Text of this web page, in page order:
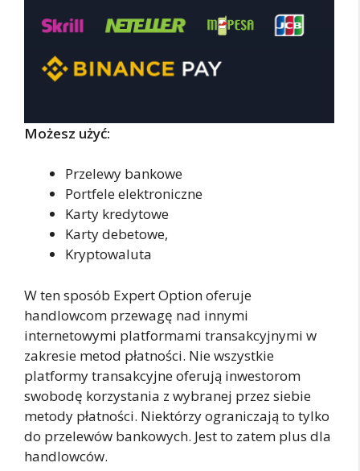
Możesz użyć:
Przelewy bankowe
Portfele elektroniczne
Karty kredytowe
Karty debetowe,
Kryptowaluta
W ten sposób Expert Option oferuje
handlowcom przewagę nad innymi
internetowymi platformami transakcyjnymi w
zakresie metod płatności. Nie wszystkie
platformy transakcyjne oferują inwestorom
swobodę korzystania z wybranej przez siebie
metody płatności. Niektórzy ograniczają to tylko
do przelewów bankowych. Jest to zatem plus dla
handlowców.